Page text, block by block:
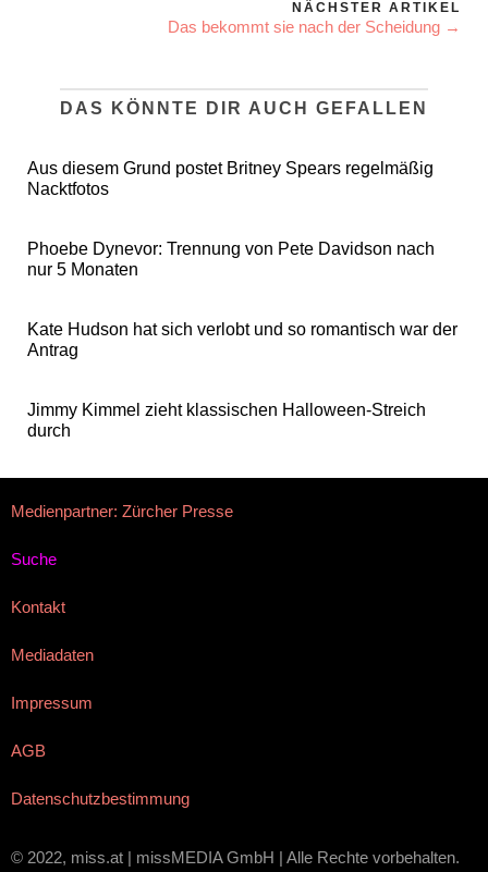
NÄCHSTER ARTIKEL
Das bekommt sie nach der Scheidung →
DAS KÖNNTE DIR AUCH GEFALLEN
Aus diesem Grund postet Britney Spears regelmäßig
Nacktfotos
Phoebe Dynevor: Trennung von Pete Davidson nach
nur 5 Monaten
Kate Hudson hat sich verlobt und so romantisch war der
Antrag
Jimmy Kimmel zieht klassischen Halloween-Streich
durch
Medienpartner: Zürcher Presse
Suche
Kontakt
Mediadaten
Impressum
AGB
Datenschutzbestimmung
© 2022, miss.at | missMEDIA GmbH | Alle Rechte vorbehalten.